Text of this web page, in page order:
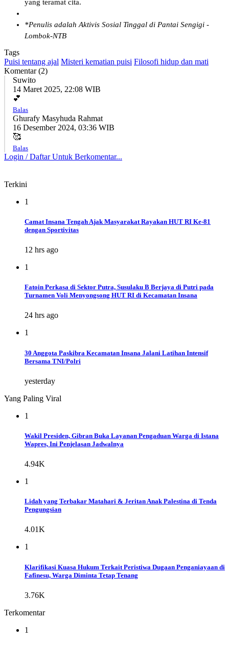
yang teramat cita.
*Penulis adalah Aktivis Sosial Tinggal di Pantai Sengigi -
Lombok-NTB
Tags
Puisi tentang ajal Misteri kematian puisi Filosofi hidup dan mati
Komentar (2)
Suwito
14 Maret 2025, 22:08 WIB
💕
Balas
Ghurafy Masyhuda Rahmat
16 Desember 2024, 03:36 WIB
🥰
Balas
Login / Daftar Untuk Berkomentar...
Terkini
1
Camat Insana Tengah Ajak Masyarakat Rayakan HUT RI Ke-81
dengan Sportivitas
12 hrs ago
1
Fatoin Perkasa di Sektor Putra, Susulaku B Berjaya di Putri pada
Turnamen Voli Menyongsong HUT RI di Kecamatan Insana
24 hrs ago
1
30 Anggota Paskibra Kecamatan Insana Jalani Latihan Intensif
Bersama TNI/Polri
yesterday
Yang Paling Viral
1
Wakil Presiden, Gibran Buka Layanan Pengaduan Warga di Istana
Wapres, Ini Penjelasan Jadwalnya
4.94K
1
Lidah yang Terbakar Matahari & Jeritan Anak Palestina di Tenda
Pengungsian
4.01K
1
Klarifikasi Kuasa Hukum Terkait Peristiwa Dugaan Penganiayaan di
Fafinesu, Warga Diminta Tetap Tenang
3.76K
Terkomentar
1